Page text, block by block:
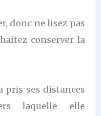
donc ne lisez pas
conserver la
pris ses distances
laquelle elle